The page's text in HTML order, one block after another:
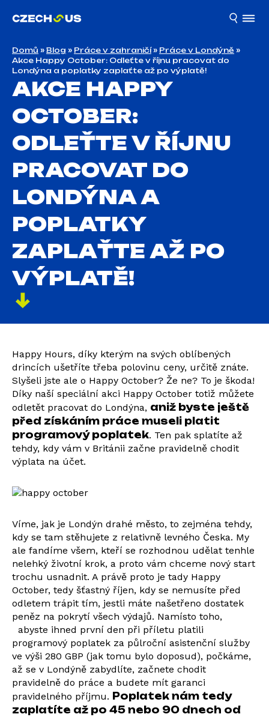
Domů » Blog » Práce v zahraničí» Práce v Londýně »
Akce Happy October: Odleťte v říjnu pracovat do
Londýna a poplatky zaplaťte až po výplatě!
AKCE HAPPY
OCTOBER:
ODLEŤTE V ŘÍJNU
PRACOVAT DO
LONDÝNA A
POPLATKY
ZAPLAŤTE AŽ PO
VÝPLATĚ!
Happy Hours, díky kterým na svých oblíbených
drincích ušetříte třeba polovinu ceny, určitě znáte.
Slyšeli jste ale o Happy October? Že ne? To je škoda!
Díky naší speciální akci Happy October totiž můžete
odletět pracovat do Londýna, aniž byste ještě
před získáním práce museli platit
programový poplatek. Ten pak splatíte až
tehdy, kdy vám v Británii začne pravidelně chodit
výplata na účet.
Víme, jak je Londýn drahé město, to zejména tehdy,
kdy se tam stěhujete z relativně levného Česka. My
ale fandíme všem, kteří se rozhodnou udělat tenhle
nelehký životní krok, a proto vám chceme nový start
trochu usnadnit. A právě proto je tady Happy
October, tedy šťastný říjen, kdy se nemusíte před
odletem trápit tím, jestli máte našetřeno dostatek
peněz na pokrytí všech výdajů. Namísto toho,
abyste ihned první den při příletu platili
programový poplatek za půlroční asistenční služby
ve výši 280 GBP (jak tomu bylo doposud), počkáme,
až se v Londýně zabydlíte, začnete chodit
pravidelně do práce a budete mít garanci
pravidelného příjmu. Poplatek nám tedy
zaplatíte až po 45 nebo 90 dnech od